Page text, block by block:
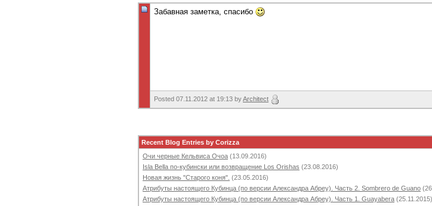
Забавная заметка, спасибо
Posted 07.11.2012 at 19:13 byArchitect
Recent Blog Entries by Corizza
Очи черные Кельвиса Очоа (13.09.2016)
Isla Bella по-кубински или возвращение Los Orishas (23.08.2016)
Новая жизнь "Старого коня". (23.05.2016)
Атрибуты настоящего Кубинца (по версии Александра Абреу). Часть 2. Sombrero de Guano
Атрибуты настоящего Кубинца (по версии Александра Абреу). Часть 1. Guayabera (25.11.2015)